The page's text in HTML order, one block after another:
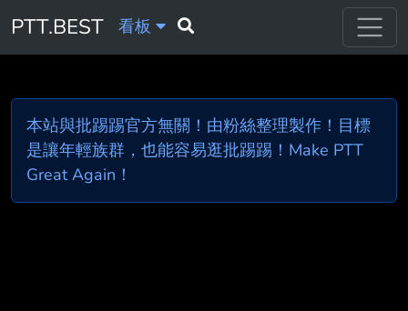
PTT.BEST 看板
本站與批踢踢官方無關！由粉絲整理製作！目標
是讓年輕族群，也能容易逛批踢踢！Make PTT
Great Again！